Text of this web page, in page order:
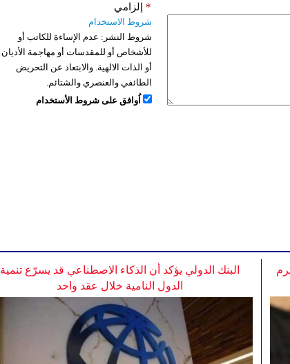
إلزامي *
شروط الاستخدام
شروط النشر: عدم الإساءة للكاتب أو
للأشخاص أو للمقدسات أو مهاجمة الأديان
أو الذات الالهية. والابتعاد عن التحريض
الطائفي والعنصري والشتائم.
اُوافق على شروط الأستخدام
البنك الدولي يؤكد أن الذكاء الاصطناعي قد يسرّع تنمية
الدول النامية خلال عقد واحد